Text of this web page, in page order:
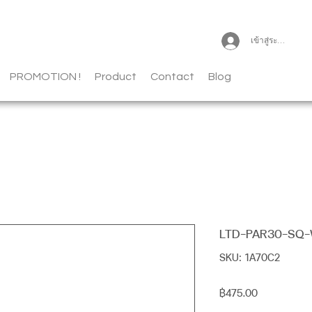
เข้าสู่ระบบ
PROMOTION ! Product Contact Blog
LTD-PAR30-
SKU: 1A70C2
฿475.00ราคา